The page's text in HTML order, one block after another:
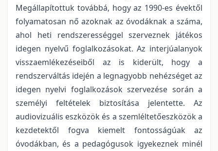
Megállapítottuk továbbá, hogy az 1990-es évektől
folyamatosan nő azoknak az óvodáknak a száma,
ahol heti rendszerességgel szerveznek játékos
idegen nyelvű foglalkozásokat. Az interjúalanyok
visszaemlékezéseiből az is kiderült, hogy a
rendszerváltás idején a legnagyobb nehézséget az
idegen nyelvi foglalkozások szervezése során a
személyi feltételek biztosítása jelentette. Az
audiovizuális eszközök és a szemléltetőeszközök a
kezdetektől fogva kiemelt fontosságúak az
óvodákban, és a pedagógusok igyekeznek minél